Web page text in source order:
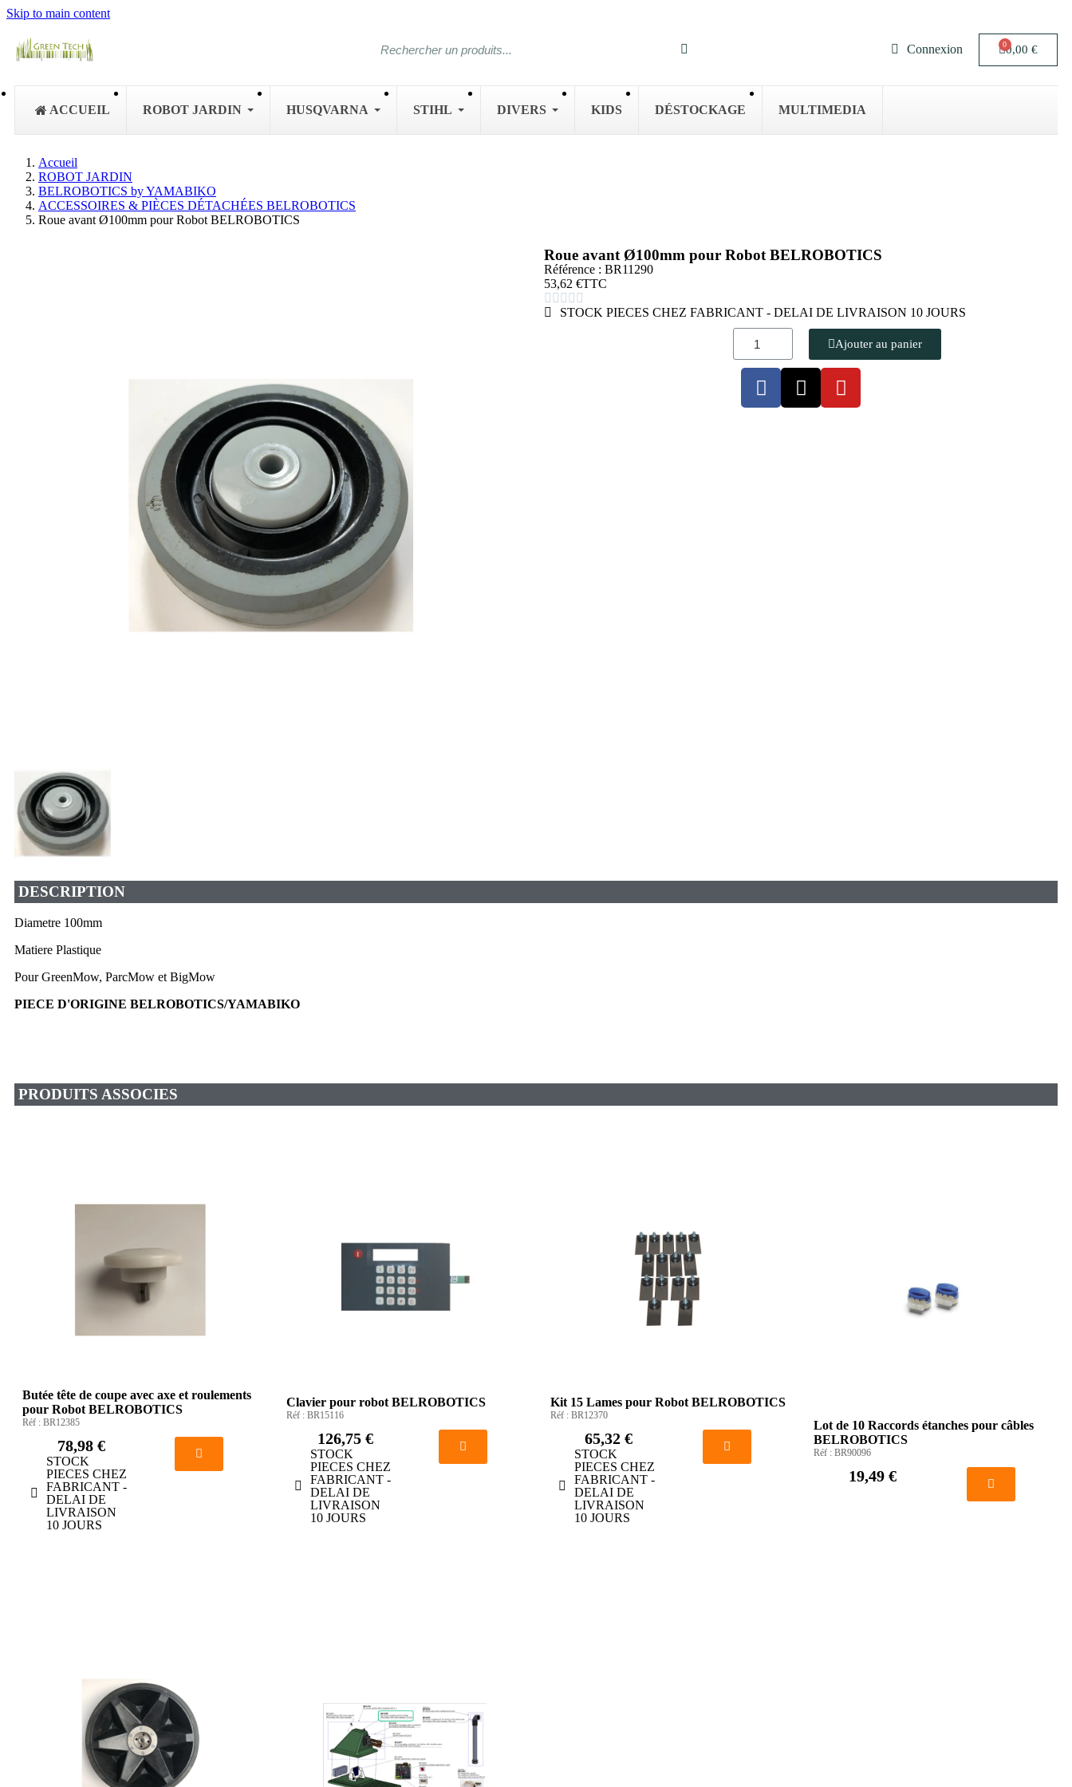
Skip to main content
Connexion 0,00 €
ACCUEIL ROBOT JARDIN HUSQVARNA STIHL DIVERS KIDS DÉSTOCKAGE MULTIMEDIA
Accueil
ROBOT JARDIN
BELROBOTICS by YAMABIKO
ACCESSOIRES & PIÈCES DÉTACHÉES BELROBOTICS
Roue avant Ø100mm pour Robot BELROBOTICS
Roue avant Ø100mm pour Robot BELROBOTICS
Référence : BR11290
53,62 €TTC
    
STOCK PIECES CHEZ FABRICANT - DELAI DE LIVRAISON 10 JOURS
Ajouter au panier
DESCRIPTION
Diametre 100mm
Matiere Plastique
Pour GreenMow, ParcMow et BigMow
PIECE D'ORIGINE BELROBOTICS/YAMABIKO
PRODUITS ASSOCIES
Butée tête de coupe avec axe et roulements
pour Robot BELROBOTICS
Réf : BR12385
78,98 €
STOCK
PIECES CHEZ
FABRICANT -
DELAI DE
LIVRAISON
10 JOURS
Clavier pour robot BELROBOTICS
Réf : BR15116
126,75 €
STOCK
PIECES CHEZ
FABRICANT -
DELAI DE
LIVRAISON
10 JOURS
Kit 15 Lames pour Robot BELROBOTICS
Réf : BR12370
65,32 €
STOCK
PIECES CHEZ
FABRICANT -
DELAI DE
LIVRAISON
10 JOURS
Lot de 10 Raccords étanches pour câbles
BELROBOTICS
Réf :BR90096
19,49 €